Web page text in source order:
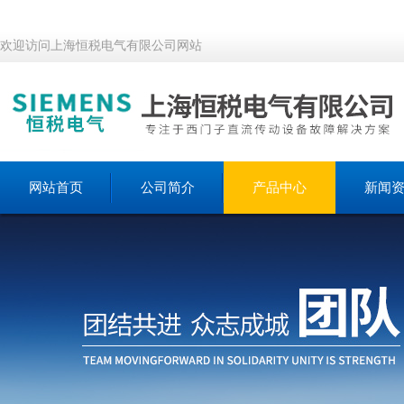
欢迎访问上海恒税电气有限公司网站
网站首页 公司简介 产品中心 新闻